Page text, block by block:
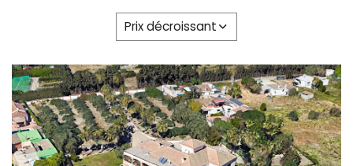
Prix ​​décroissant